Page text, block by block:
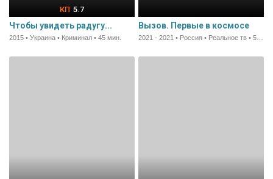
5.7
Чтобы увидеть радугу...
2015 • Украина • Криминал • 45 мин.
Вызов. Первые в космосе
2021 - 2021 • Россия • Реальное тв • 50 мин.